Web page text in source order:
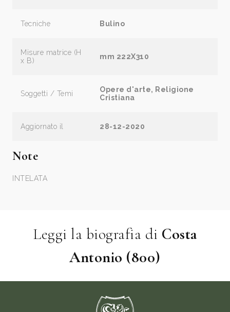
Tecniche Bulino
Misure matrice (H
x B)
mm 222X310
Soggetti / Temi
Opere d'arte, Religione
Cristiana
Aggiornato il 28-12-2020
Note
INTELATA
Leggi la biografia di Costa
Antonio (800)